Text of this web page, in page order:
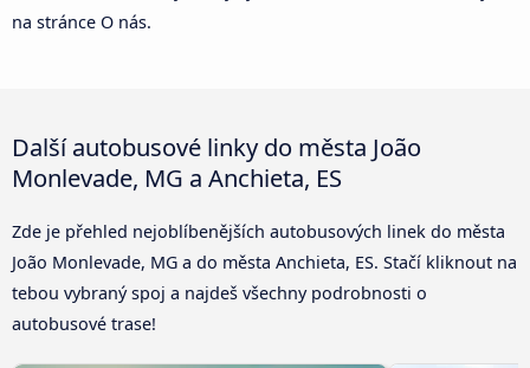
na stránce O nás.
Další autobusové linky do města João
Monlevade, MG a Anchieta, ES
Zde je přehled nejoblíbenějších autobusových linek do města
João Monlevade, MG a do města Anchieta, ES. Stačí kliknout na
tebou vybraný spoj a najdeš všechny podrobnosti o
autobusové trase!